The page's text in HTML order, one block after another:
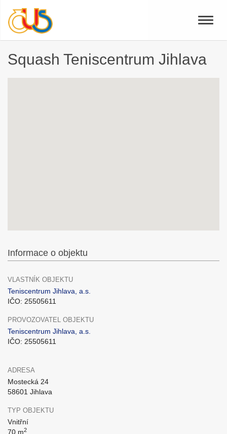
Toggle
Squash Teniscentrum Jihlava
Informace o objektu
VLASTNÍK OBJEKTU
Teniscentrum Jihlava, a.s.
IČO: 25505611
PROVOZOVATEL OBJEKTU
Teniscentrum Jihlava, a.s.
IČO: 25505611
ADRESA
Mostecká 24
58601 Jihlava
TYP OBJEKTU
Vnitřní
70 m2